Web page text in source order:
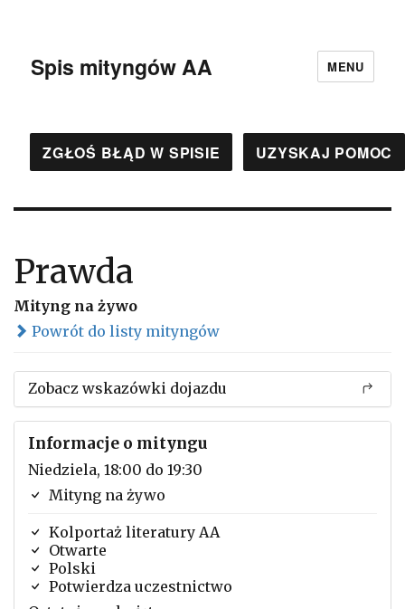
Spis mityngów AA MENU
ZGŁOŚ BŁĄD W SPISIE UZYSKAJ POMOC
Prawda
Mityng na żywo
Powrót do listy mityngów
Zobacz wskazówki dojazdu
Informacje o mityngu
Niedziela, 18:00 do 19:30
Mityng na żywo
Kolportaż literatury AA
Otwarte
Polski
Potwierdza uczestnictwo